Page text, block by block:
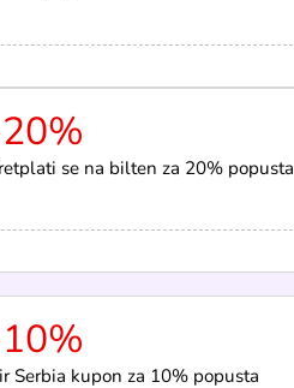
se na bilten za 20% popusta
Serbia kupon za 10% popusta